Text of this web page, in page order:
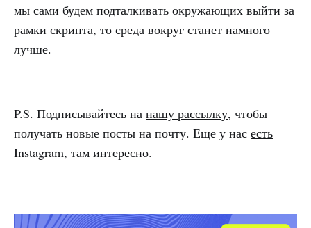
мы сами будем подталкивать окружающих выйти за
рамки скрипта, то среда вокруг станет намного
лучше.
P.S. Подписывайтесь на нашу рассылку, чтобы
получать новые посты на почту. Еще у нас есть
Instagram, там интересно.